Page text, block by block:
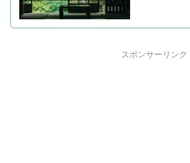
スポンサーリンク